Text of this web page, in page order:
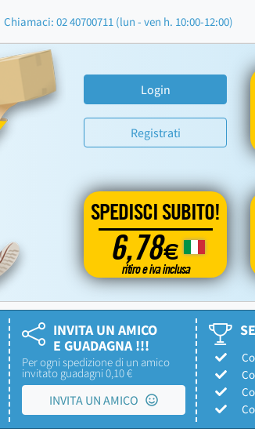
Chiamaci: 02 40700711 (lun - ven h. 10:00-12:00)
Login
Registrati
SPEDISCI SUBITO!
6,78€
ritiro e iva inclusa
INVITA UN AMICO
E GUADAGNA !!!
Per ogni spedizione di un amico
invitato guadagni 0,10 €
INVITA UN AMICO